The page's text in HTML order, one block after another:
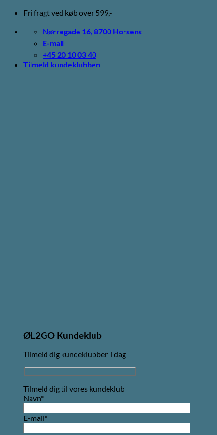
Fortsæt
indhold
Fri fragt ved køb over 599,-
Nørregade 16, 8700 Horsens
E-mail
+45 20 10 03 40
Tilmeld kundeklubben
ØL2GO Kundeklub
Tilmeld dig kundeklubben i dag
Tilmeld dig til vores kundeklub
Navn*
E-mail*